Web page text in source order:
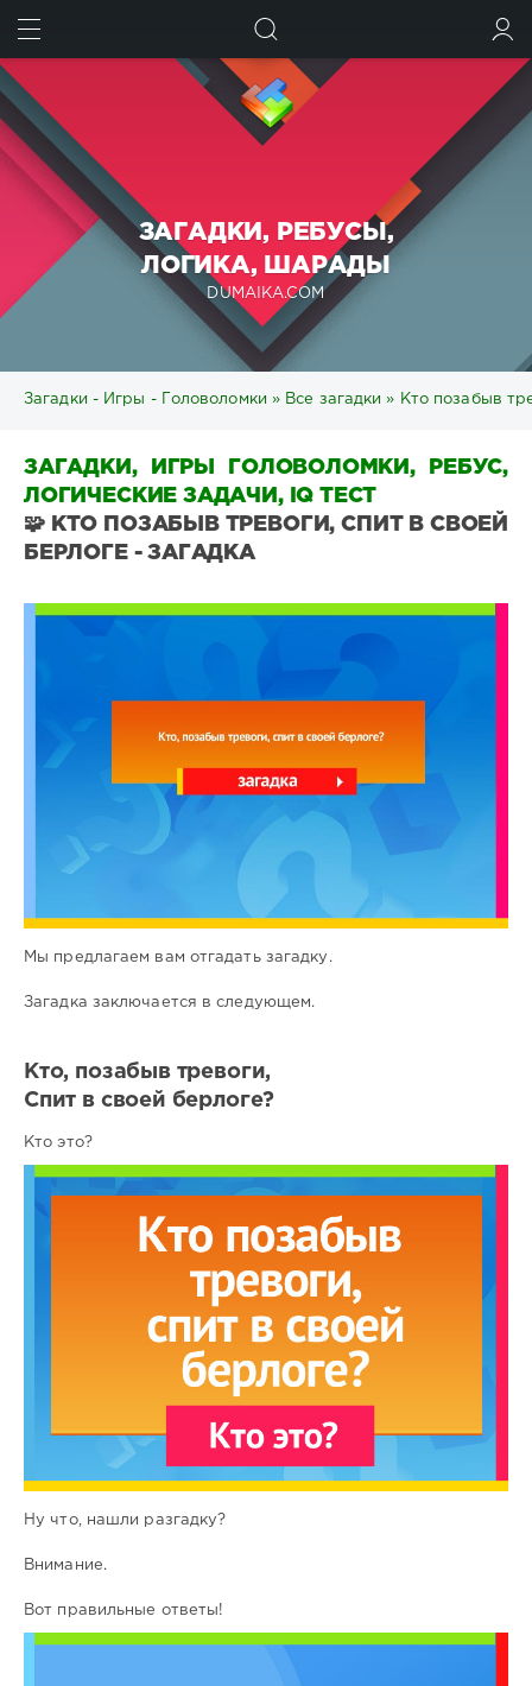
ЗАГАДКИ, РЕБУСЫ,
ЛОГИКА, ШАРАДЫ
DUMAIKA.COM
Загадки - Игры - Головоломки » Все загадки » Кто позабыв
ЗАГАДКИ, ИГРЫ ГОЛОВОЛОМКИ, РЕБУС,
ЛОГИЧЕСКИЕ ЗАДАЧИ, IQ ТЕСТ
🧩 КТО ПОЗАБЫВ ТРЕВОГИ, СПИТ В СВОЕЙ
БЕРЛОГЕ - ЗАГАДКА
загадки
Мы предлагаем вам отгадать загадку.
Загадка заключается в следующем.
Кто, позабыв тревоги,
Спит в своей берлоге?
Кто это?
Ну что, нашли разгадку?
Внимание.
Вот правильные ответы!